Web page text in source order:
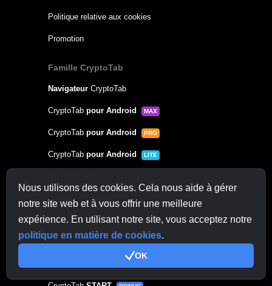
Nous utilisons des cookies. Cela nous aide à gérer
notre site web et à vous offrir une meilleure
expérience. En utilisant notre site, vous acceptez notre
politique en matière de cookies.
OK
Politique relative aux cookies
Promotion
Famille CryptoTab
NavigateurCryptoTab
CryptoTab pour Android MAX
CryptoTab pour Android PRO
CryptoTab pour Android LITE
CryptoTab Farm
CTags NEW
CT VPN